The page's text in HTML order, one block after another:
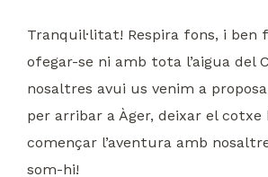
Tranquil·litat! Respira fons, i ben
ofegar-se ni amb tota l’aigua del
nosaltres avui us venim a
per arribar a Àger, deixar el cotxe
començar l’aventura amb
som-hi!